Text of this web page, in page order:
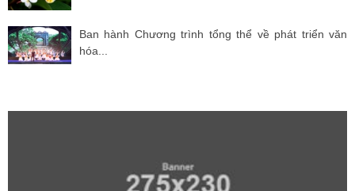
Ban hành Chương trình tổng thể về phát triển văn
hóa...